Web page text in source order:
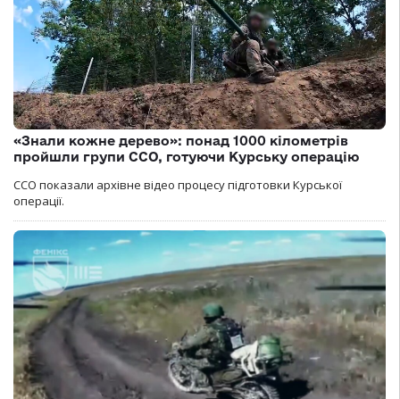
«Знали кожне дерево»: понад 1000 кілометрів
пройшли групи ССО, готуючи Курську операцію
ССО показали архівне відео процесу підготовки Курської
операції.